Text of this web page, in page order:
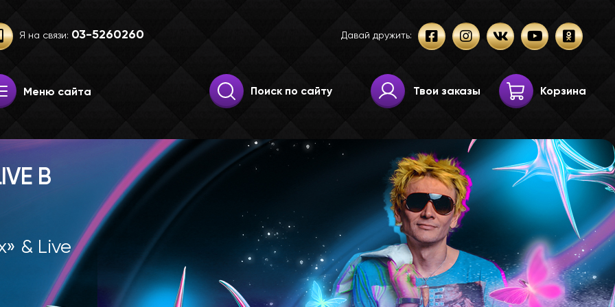
Я на связи: 03-52­60­260 Давай дружить:
Меню сайта
Искать:
Поиск
Твои заказы Корзина
В
& Live